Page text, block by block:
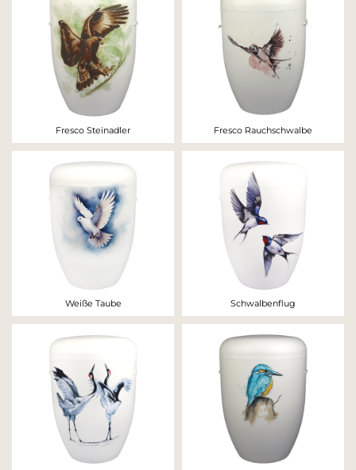
Fresco Steinadler Fresco Rauchschwalbe
Weiße Taube Schwalbenflug